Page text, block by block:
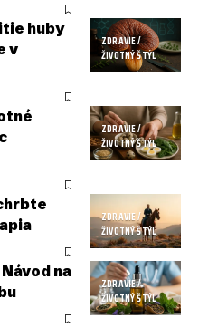
ZDRAVIE /
ŽIVOTNÝ ŠTÝL
huby
v
ZDRAVIE /
ŽIVOTNÝ ŠTÝL
ZDRAVIE /
ŽIVOTNÝ ŠTÝL
ZDRAVIE /
ŽIVOTNÝ ŠTÝL
na